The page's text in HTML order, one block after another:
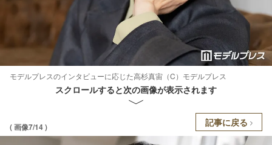
モデルプレスのインタビューに応じた高杉真宙（C）モデルプレス
スクロールすると次の画像が表示されます
( 画像7/14 ) 記事に戻る